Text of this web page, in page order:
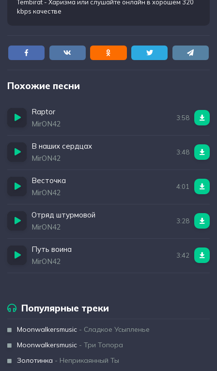
Tembirat - Харизма или слушайте онлайн в хорошем 320
kbps качестве
Похожие песни
Raptor
MirON42
3:58
В наших сердцах
MirON42
3:48
Весточка
MirON42
4:01
Отряд штурмовой
MirON42
3:28
Путь воина
MirON42
3:42
Популярные треки
Moonwalkersmusic - Сладкое Усыпленье
Moonwalkersmusic - Три Топора
Золотинка - Неприкаянный Ты